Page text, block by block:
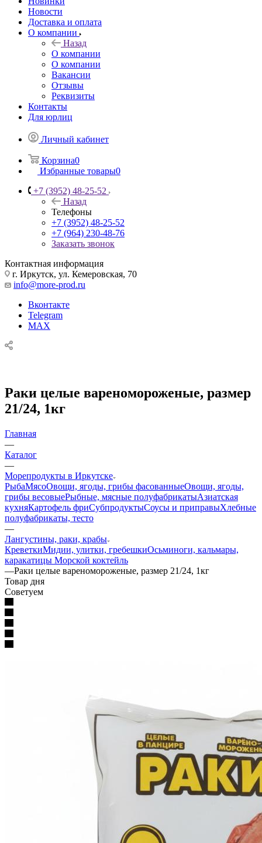
Новости
Доставка и оплата
О компании
Назад
О компании
О компании
Вакансии
Отзывы
Реквизиты
Контакты
Для юрлиц
Личный кабинет
Корзина0
Избранные товары0
+7 (3952) 48-25-52
Назад
Телефоны
+7 (3952) 48-25-52
+7 (964) 230-48-76
Заказать звонок
Контактная информация
г. Иркутск, ул. Кемеровская, 70
info@more-prod.ru
Вконтакте
Telegram
MAX
Раки целые вареномороженые, размер
21/24, 1кг
Главная
—
Каталог
—
Морепродукты в Иркутске
РыбаМясоОвощи, ягоды, грибы фасованныеОвощи, ягоды,
грибы весовыеРыбные, мясные полуфабрикатыАзиатская
кухняКартофель фриСубпродуктыСоусы и приправыХлебные
полуфабрикаты, тесто
—
Лангустины, раки, крабы
КреветкиМидии, улитки, гребешкиОсьминоги, кальмары,
каракатицы Морской коктейль
—Раки целые вареномороженые, размер 21/24, 1кг
Товар дня
Советуем